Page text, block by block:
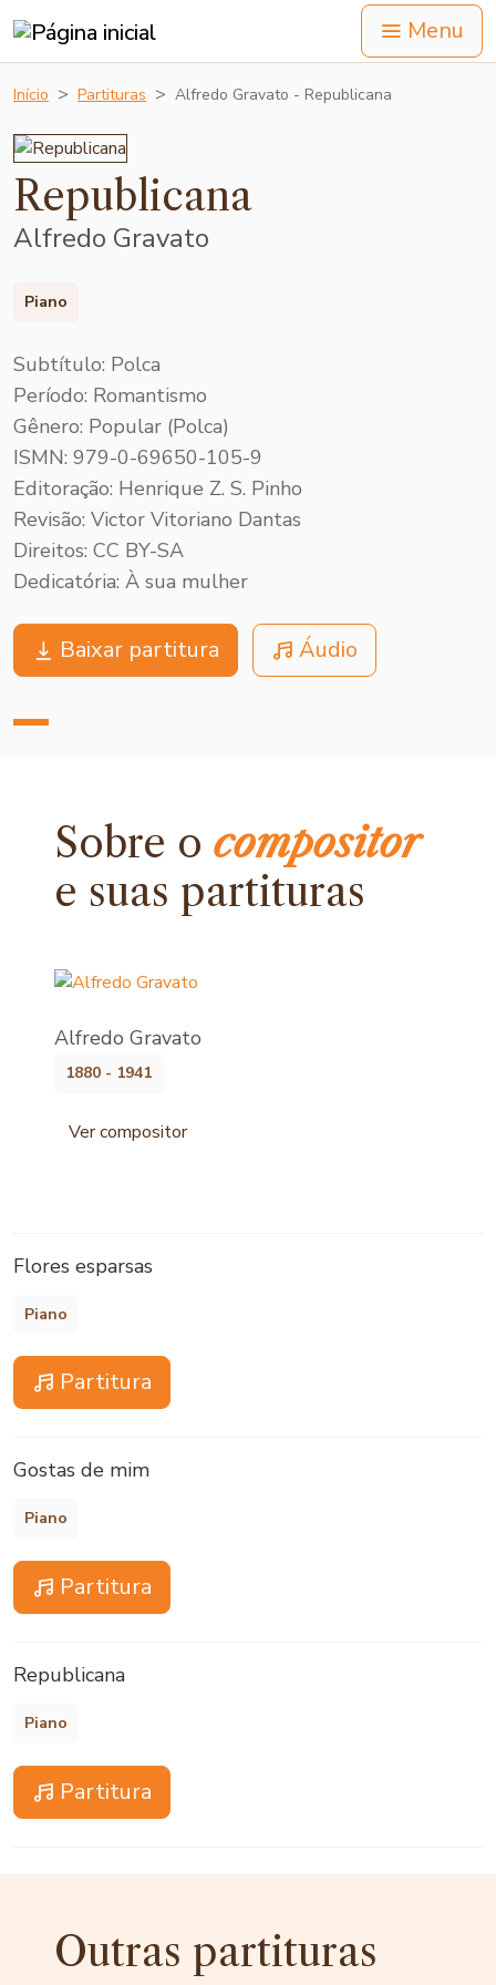
Menu
Início Partituras Alfredo Gravato - Republicana
Republicana
Alfredo Gravato
Piano
Subtítulo: Polca
Período: Romantismo
Gênero: Popular (Polca)
ISMN: 979-0-69650-105-9
Editoração: Henrique Z. S. Pinho
Revisão: Victor Vitoriano Dantas
Direitos: CC BY-SA
Dedicatória: À sua mulher
Baixar partitura Áudio
Sobre ocompositor
e suas partituras
Alfredo Gravato
1880 - 1941
Ver compositor
Flores esparsas
Piano
Partitura
Gostas de mim
Piano
Partitura
Republicana
Piano
Partitura
Outras partituras